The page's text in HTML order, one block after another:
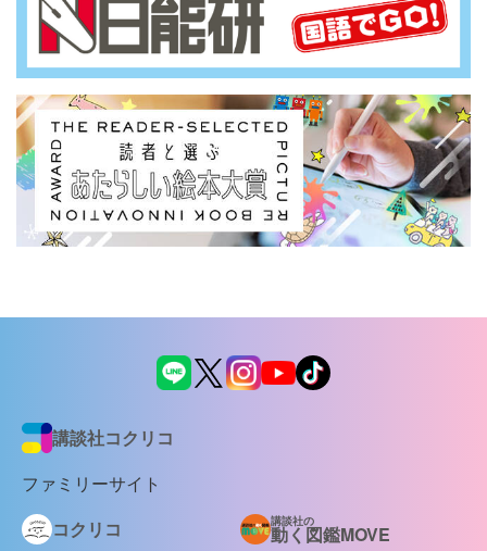
講談社コクリコ
ファミリーサイト
コクリコ
講談社の
動く図鑑MOVE